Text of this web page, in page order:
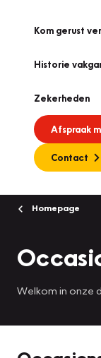
Kom gerust
Historie
Zekerheden
Afspraak
Contact
Homepage
Welkom in onze